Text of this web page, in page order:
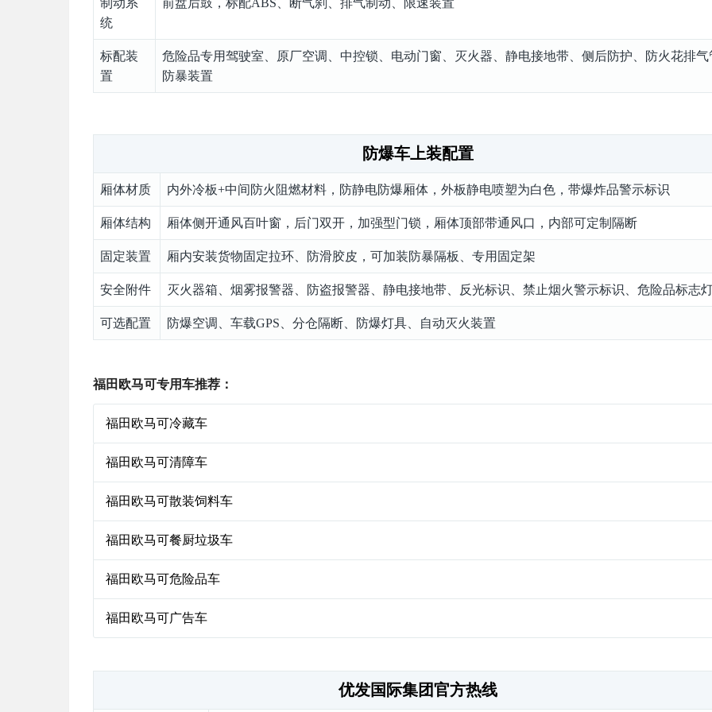
制动系
统
前盘后鼓，标配ABS、断气刹、排气制动、限速装置
标配装
置
危险品专用驾驶室、原厂空调、中控锁、电动门窗、灭火器、静电接地带、侧后防护、防火花排气
防暴装置
防爆车上装配置
厢体材质 内外冷板+中间防火阻燃材料，防静电防爆厢体，外板静电喷塑为白色，带爆炸品警示标识
厢体结构 厢体侧开通风百叶窗，后门双开，加强型门锁，厢体顶部带通风口，内部可定制隔断
固定装置 厢内安装货物固定拉环、防滑胶皮，可加装防暴隔板、专用固定架
安全附件 灭火器箱、烟雾报警器、防盗报警器、静电接地带、反光标识、禁止烟火警示标识、危险品标志
可选配置 防爆空调、车载GPS、分仓隔断、防爆灯具、自动灭火装置
福田欧马可专用车推荐：
福田欧马可冷藏车
福田欧马可清障车
福田欧马可散装饲料车
福田欧马可餐厨垃圾车
福田欧马可危险品车
福田欧马可广告车
优发国际集团官方热线